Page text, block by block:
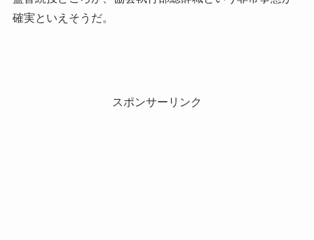
確実といえそうだ。
スポンサーリンク